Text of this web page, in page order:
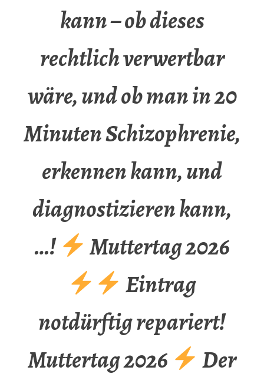
kann – ob dieses
rechtlich verwertbar
wäre, und ob man in 20
Minuten Schizophrenie,
erkennen kann, und
diagnostizieren kann,
…!
Muttertag 2026
Eintrag
notdürftig repariert!
Muttertag 2026
Der